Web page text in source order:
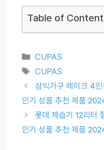
Table of
Categories
CUPAS
Tags
CUPAS
삼익가구 레이크 4
인기 상품 추천 제품
롯데 제습기 12리터
인기 상품 추천 제품